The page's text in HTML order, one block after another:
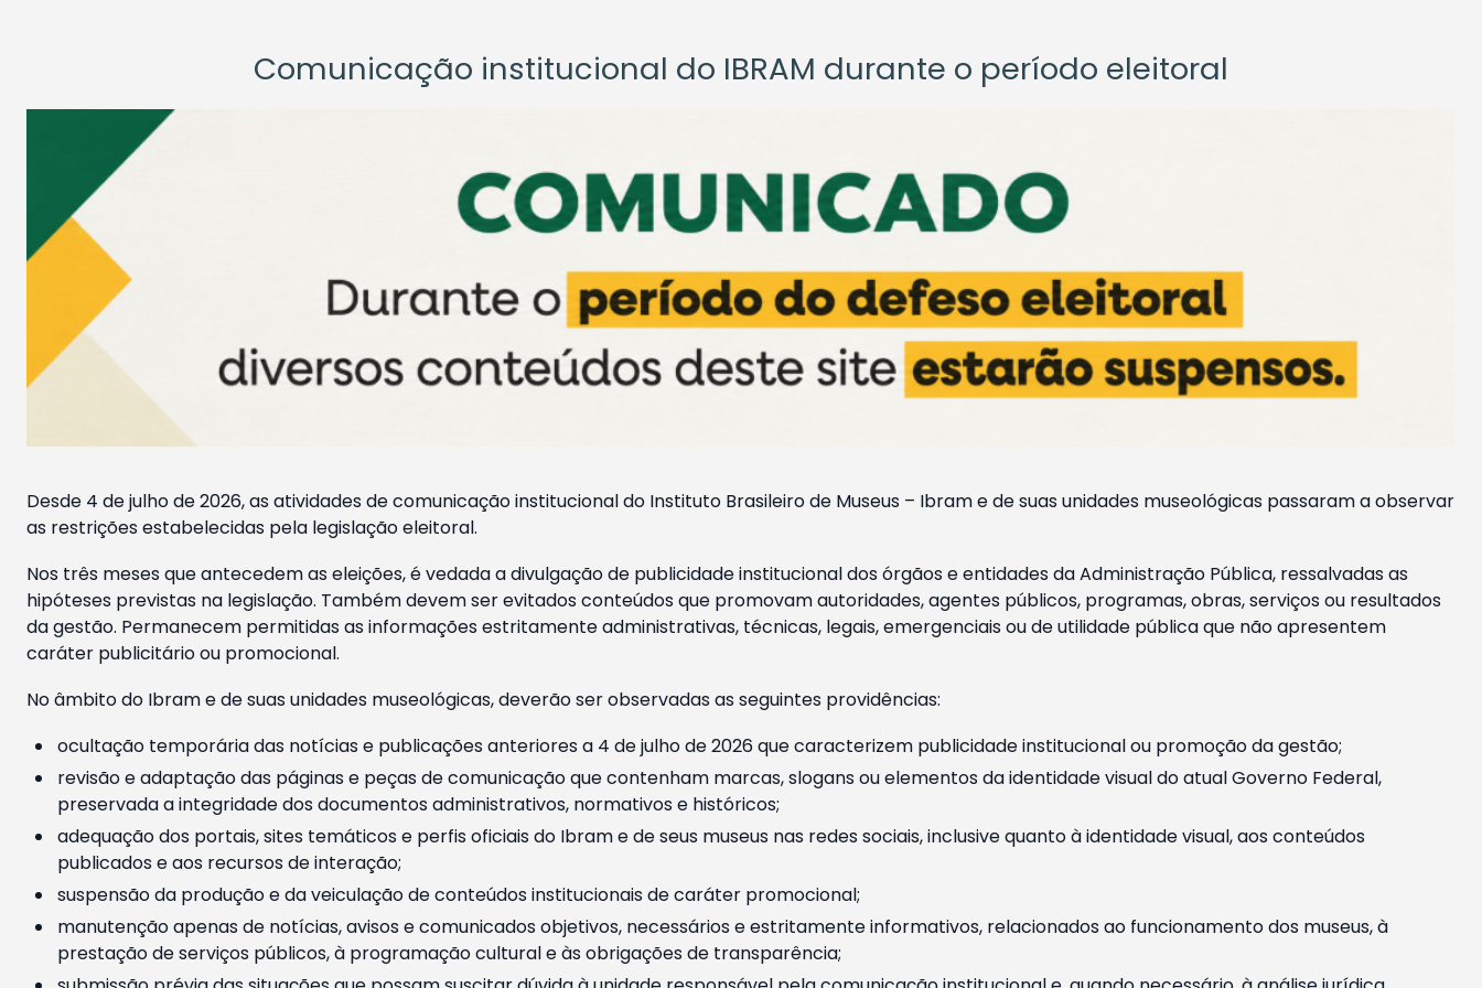
Comunicação institucional do IBRAM durante o período eleitoral
Desde 4 de julho de 2026, as atividades de comunicação institucional do Instituto Brasileiro de Museus – Ibram e de suas unidades museológicas passaram a observar
as restrições estabelecidas pela legislação eleitoral.
Nos três meses que antecedem as eleições, é vedada a divulgação de publicidade institucional dos órgãos e entidades da Administração Pública, ressalvadas as
hipóteses previstas na legislação. Também devem ser evitados conteúdos que promovam autoridades, agentes públicos, programas, obras, serviços ou resultados
da gestão. Permanecem permitidas as informações estritamente administrativas, técnicas, legais, emergenciais ou de utilidade pública que não apresentem
caráter publicitário ou promocional.
No âmbito do Ibram e de suas unidades museológicas, deverão ser observadas as seguintes providências:
ocultação temporária das notícias e publicações anteriores a 4 de julho de 2026 que caracterizem publicidade institucional ou promoção da gestão;
revisão e adaptação das páginas e peças de comunicação que contenham marcas, slogans ou elementos da identidade visual do atual Governo Federal,
preservada a integridade dos documentos administrativos, normativos e históricos;
adequação dos portais, sites temáticos e perfis oficiais do Ibram e de seus museus nas redes sociais, inclusive quanto à identidade visual, aos conteúdos
publicados e aos recursos de interação;
suspensão da produção e da veiculação de conteúdos institucionais de caráter promocional;
manutenção apenas de notícias, avisos e comunicados objetivos, necessários e estritamente informativos, relacionados ao funcionamento dos museus, à
prestação de serviços públicos, à programação cultural e às obrigações de transparência;